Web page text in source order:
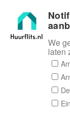
We
laten